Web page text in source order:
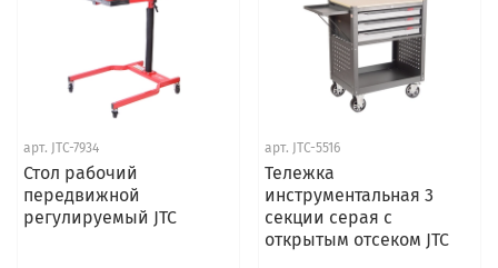
арт. JTC-7934
Стол рабочий
передвижной
регулируемый JTC
арт. JTC-5516
Тележка
инструментальная 3
секции серая с
открытым отсеком JTC